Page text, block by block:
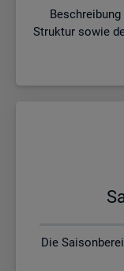
Struktur sowie
Die